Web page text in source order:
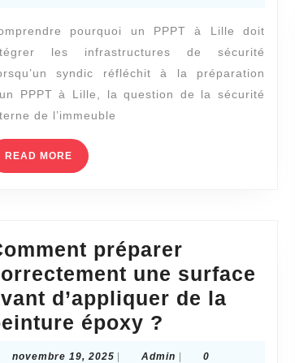
peut-
il
intégrer
dans
les
copropriétés
?
pourquoi un PPPT à Lille doit
les infrastructures de sécurité
syndic réfléchit à la préparation
PPPT à Lille, la question de la sécurité
de l’immeuble
READ MORE READ
MORE
préparer
une surface
d’appliquer de la
époxy ?
novembre 19, 2025 novembre
Admin Admin
0